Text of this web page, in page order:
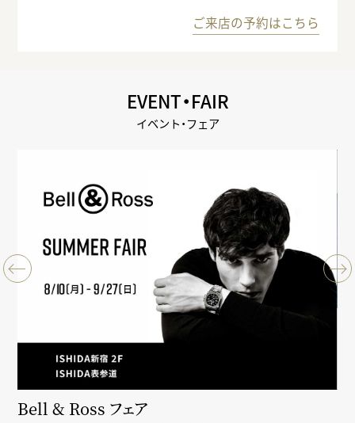
ご来店の予約はこちら
EVENT・FAIR
イベント・フェア
Bell & Ross フェア